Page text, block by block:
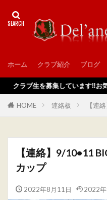
ホーム クラブ紹介 ブログ
ブ生を募集しています‼️お気軽に
HOME 連絡板 【連
【連絡】9/10•11
カップ
2022年8月11日 2022